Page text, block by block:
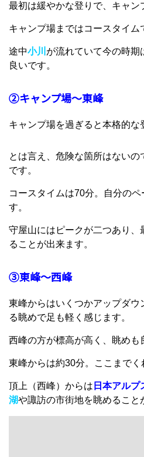
最初は緩やかな登りで、キャン
キャンプ場まではコースタイム
途中小川 が流れていて今の時期
良いです。
②キャンプ場～東峰
キャンプ場を過ぎると本格的な
とは言え、危険な箇所はないの
です。
コースタイムは70分。自分の
す。
守屋山にはピークが二つあり、
ることが出来ます。
③東峰～西峰
東峰からはいくつかアップダウ
る眺めで足も軽く感じます。
西峰の方が標高が高く、眺めも
東峰からは約30分。ここまでく
頂上（西峰）からは 日本アルプ
湖や諏訪の市街地を眺めること